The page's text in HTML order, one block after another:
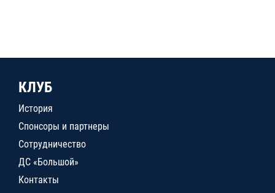
КЛУБ
История
Спонсоры и партнеры
Сотрудничество
ДС «Большой»
Контакты